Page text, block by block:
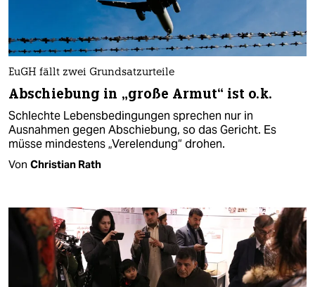
EuGH fällt zwei Grundsatzurteile
Abschiebung in „große Armut“ ist o.k.
Schlechte Lebensbedingungen sprechen nur in
Ausnahmen gegen Abschiebung, so das Gericht. Es
müsse mindestens „Verelendung“ drohen.
Von Christian Rath